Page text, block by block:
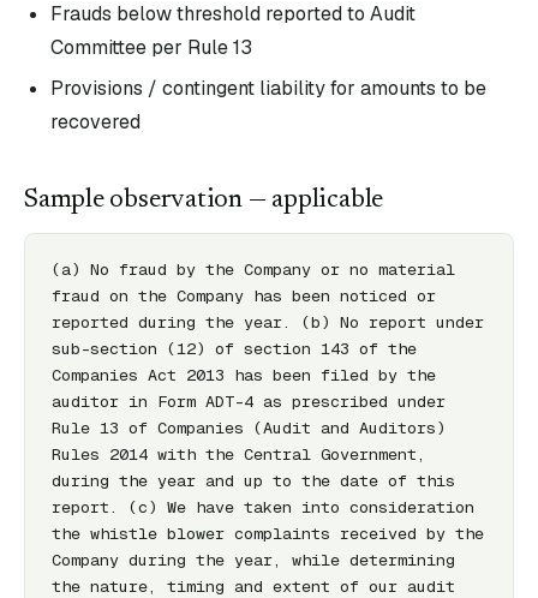
Frauds below threshold reported to Audit
Committee per Rule 13
Provisions / contingent liability for amounts to be
recovered
Sample observation — applicable
(a) No fraud by the Company or no material
fraud on the Company has been noticed or
reported during the year. (b) No report under
sub-section (12) of section 143 of the
Companies Act 2013 has been filed by the
auditor in Form ADT-4 as prescribed under
Rule 13 of Companies (Audit and Auditors)
Rules 2014 with the Central Government,
during the year and up to the date of this
report. (c) We have taken into consideration
the whistle blower complaints received by the
Company during the year, while determining
the nature, timing and extent of our audit